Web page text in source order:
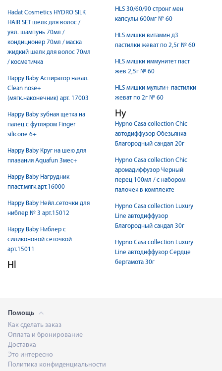
Hadat Cosmetics HYDRO SILK
HAIR SET шелк для волос /
увл. шампунь 70мл /
кондиционер 70мл / маска
жидкий шелк для волос 70мл
/ косметичка
Happy Baby Аспиратор назал.
Clean nose+
(мягк.наконечник) арт. 17003
Happy Baby зубная щетка на
палец с футляром Finger
silicone 6+
Happy Baby Круг на шею для
плавания Aquafun 3мес+
Happy Baby Нагрудник
пласт.мягк.арт.16000
Happy Baby Нейл.сеточки для
ниблер № 3 арт.15012
Happy Baby Ниблер с
силиконовой сеточкой
арт.15011
Hl
HLS 30/60/90 стронг мен
капсулы 600мг № 60
HLS мишки витамин д3
пастилки жеват по 2,5г № 60
HLS мишки иммунитет паст
жев 2,5г № 60
HLS мишки мульти+ пастилки
жеват по 2г № 60
Hy
Hypno Casa collection Chic
автодиффузор Обезьянка
Благородный сандал 20г
Hypno Casa collection Chic
аромадиффузор Черный
перец 100мл / с набором
палочек в комплекте
Hypno Casa collection Luxury
Line автодиффузор
Благородный сандал 30г
Hypno Casa collection Luxury
Line автодиффузор Сердце
бергамота 30г
Помощь
Как сделать заказ
Оплата и бронирование
Доставка
Это интересно
Политика конфиденциальности